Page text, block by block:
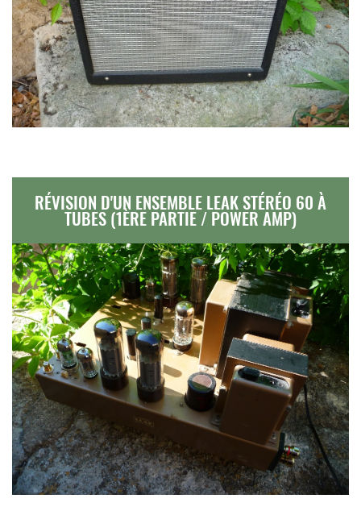
RÉVISION D'UN ENSEMBLE LEAK STÉRÉO 60 À
TUBES (1ÈRE PARTIE / POWER AMP)